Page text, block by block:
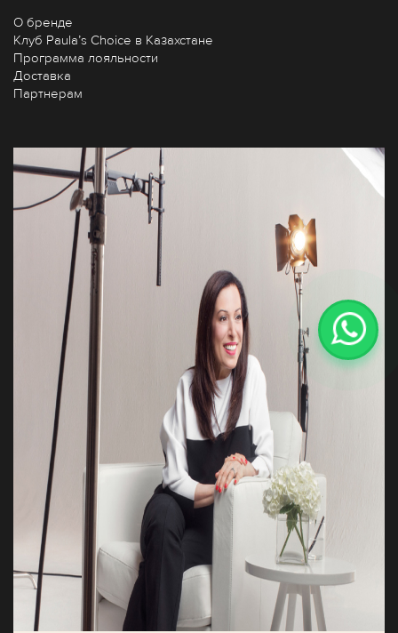
О бренде
Клуб Paula’s Choice в Казахстане
Программа лояльности
Доставка
Партнерам